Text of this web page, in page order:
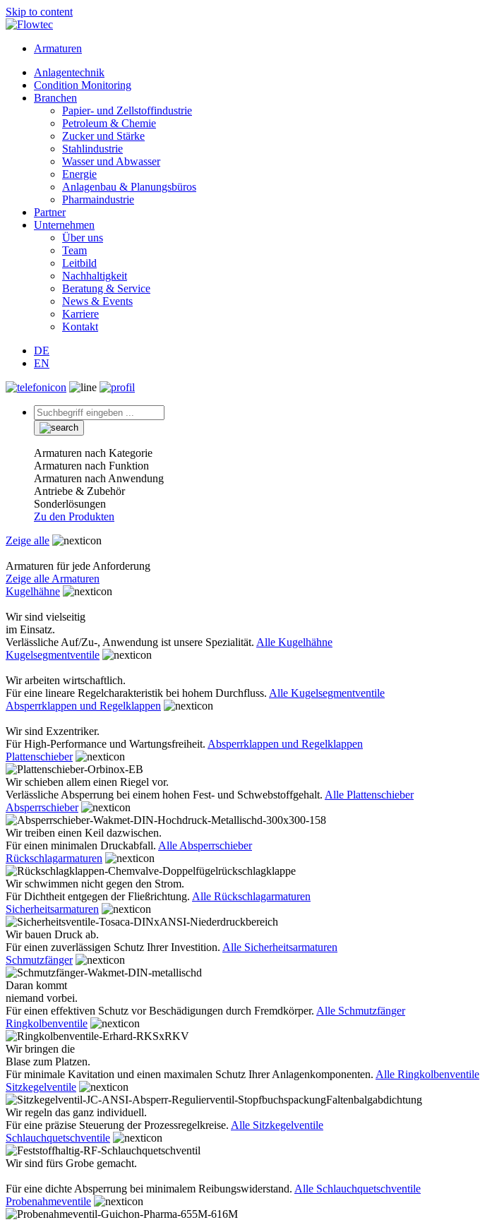
Skip to content
Armaturen
Anlagentechnik
Condition Monitoring
Branchen
Papier- und Zellstoffindustrie
Petroleum & Chemie
Zucker und Stärke
Stahlindustrie
Wasser und Abwasser
Energie
Anlagenbau & Planungsbüros
Pharmaindustrie
Partner
Unternehmen
Über uns
Team
Leitbild
Nachhaltigkeit
Beratung & Service
News & Events
Karriere
Kontakt
DE
EN
Armaturen nach Kategorie
Armaturen nach Funktion
Armaturen nach Anwendung
Antriebe & Zubehör
Sonderlösungen
Zu den Produkten
Zeige alle
Armaturen für jede Anforderung
Zeige alle Armaturen
Kugelhähne
Wir sind vielseitig
im Einsatz.
Verlässliche Auf/Zu-, Anwendung ist unsere Spezialität. Alle Kugelhähne
Kugelsegmentventile
Wir arbeiten wirtschaftlich.
Für eine lineare Regelcharakteristik bei hohem Durchfluss. Alle Kugelsegmentventile
Absperrklappen und Regelklappen
Wir sind Exzentriker.
Für High-Performance und Wartungsfreiheit. Absperrklappen und Regelklappen
Plattenschieber
Wir schieben allem einen Riegel vor.
Verlässliche Absperrung bei einem hohen Fest- und Schwebstoffgehalt. Alle Plattenschieber
Absperrschieber
Wir treiben einen Keil dazwischen.
Für einen minimalen Druckabfall. Alle Absperrschieber
Rückschlagarmaturen
Wir schwimmen nicht gegen den Strom.
Für Dichtheit entgegen der Fließrichtung. Alle Rückschlagarmaturen
Sicherheitsarmaturen
Wir bauen Druck ab.
Für einen zuverlässigen Schutz Ihrer Investition. Alle Sicherheitsarmaturen
Schmutzfänger
Daran kommt
niemand vorbei.
Für einen effektiven Schutz vor Beschädigungen durch Fremdkörper. Alle Schmutzfänger
Ringkolbenventile
Wir bringen die
Blase zum Platzen.
Für minimale Kavitation und einen maximalen Schutz Ihrer Anlagenkomponenten. Alle Ringkolbenventile
Sitzkegelventile
Wir regeln das ganz individuell.
Für eine präzise Steuerung der Prozessregelkreise. Alle Sitzkegelventile
Schlauchquetschventile
Wir sind fürs Grobe gemacht.
Für eine dichte Absperrung bei minimalem Reibungswiderstand. Alle Schlauchquetschventile
Probenahmeventile